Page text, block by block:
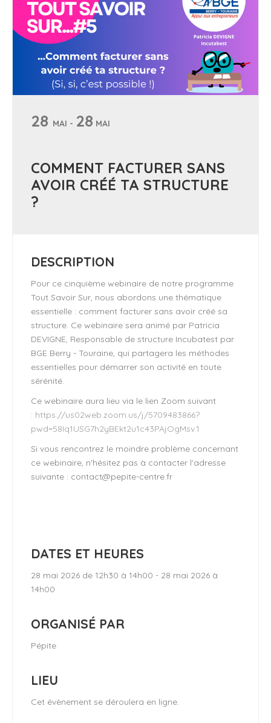
28 MAI - 28 MAI
COMMENT FACTURER SANS
AVOIR CRÉÉ TA STRUCTURE
?
DESCRIPTION
Pour ce cinquième webinaire de notre programme
Tout Savoir Sur, nous abordons une thématique
essentielle : comment facturer sans avoir créé sa
structure. Ce webinaire sera animé par Patricia
DEVIGNE, Responsable de structure Incubatest par
BGE Berry - Touraine, qui partagera les méthodes
essentielles pour démarrer son activité en toute
sérénité.
Ce webinaire aura lieu via le lien Zoom suivant
: https://us02web.zoom.us/j/5709483866?
pwd=58Iq1USG7h2yBEkt2u1c43PAjOgMsv.1
Si vous rencontrez le moindre problème concernant
ce webinaire, n'hésitez pas à contacter l'adresse
suivante : contact@pepite-centre.fr
DATES ET HEURES
28 mai 2026 de 12h30 à 14h00 - 28 mai 2026 à
14h00
ORGANISÉ PAR
Pépite
LIEU
Cet évènement se déroulera en ligne.